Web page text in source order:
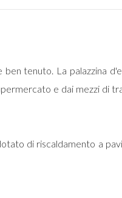
tenuto. La palazzina
e dai mezzi di
di riscaldamento a